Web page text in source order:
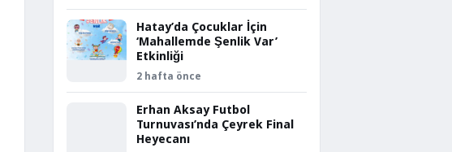
Hatay’da Çocuklar İçin
‘Mahallemde Şenlik Var’
Etkinliği
2 hafta önce
Erhan Aksay Futbol
Turnuvası’nda Çeyrek Final
Heyecanı